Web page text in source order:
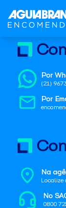
Por
(21)
Por
Na
Localize
No
0800